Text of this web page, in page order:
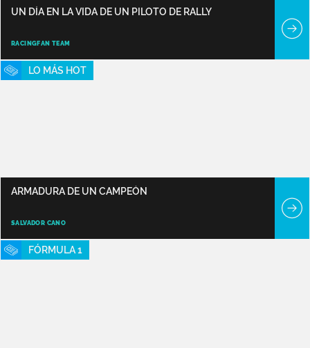
UN DÍA EN LA VIDA DE UN PILOTO DE RALLY
RACINGFAN TEAM
LO MÁS HOT
ARMADURA DE UN CAMPEÓN
SALVADOR CANO
FÓRMULA 1